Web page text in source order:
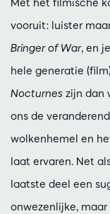
vooruit: luister
Bringer of War, en
hele generatie
Nocturnes zijn dan
ons de
wolkenhemel en
laat ervaren. Net
laatste deel een
onwezenlijke,